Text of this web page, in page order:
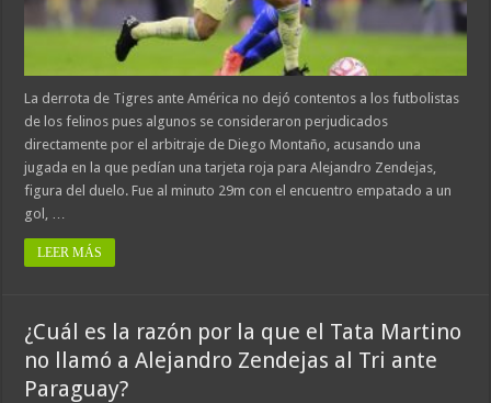
La derrota de Tigres ante América no dejó contentos a los futbolistas
de los felinos pues algunos se consideraron perjudicados
directamente por el arbitraje de Diego Montaño, acusando una
jugada en la que pedían una tarjeta roja para Alejandro Zendejas,
figura del duelo. Fue al minuto 29m con el encuentro empatado a un
gol, …
LEER MÁS
¿Cuál es la razón por la que el Tata Martino
no llamó a Alejandro Zendejas al Tri ante
Paraguay?